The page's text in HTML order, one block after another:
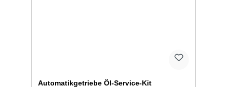
Automatikgetriebe Öl-Service-Kit